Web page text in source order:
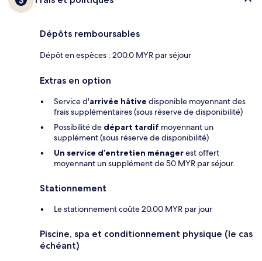
Dépôts remboursables
Dépôt en espèces : 200.0 MYR par séjour
Extras en option
Service d'arrivée hâtive disponible moyennant des
frais supplémentaires (sous réserve de disponibilité)
Possibilité de départ tardif moyennant un
supplément (sous réserve de disponibilité)
Un service d’entretien ménagerest offert
moyennant un supplément de 50 MYR par séjour.
Stationnement
Le stationnement coûte 20.00 MYR par jour
Piscine, spa et conditionnement physique (le cas
échéant)